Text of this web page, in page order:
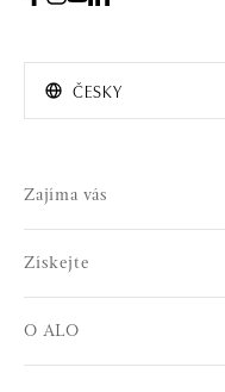
ČESKY
Zajíma vás
Získejte
O ALO